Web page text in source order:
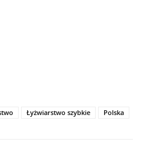
Łyżwiarstwo szybkie Polska